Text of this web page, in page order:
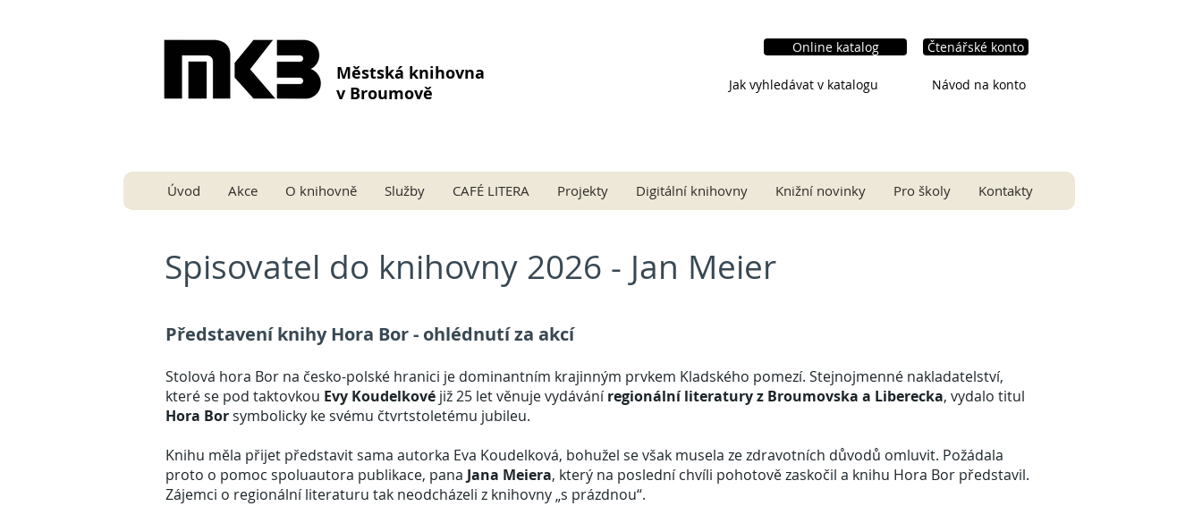
Městská knihovna
v Broumově
Online katalog
Jak vyhledávat v katalogu
Čtenářské konto
Návod na konto
Úvod Akce O knihovně Služby CAFÉ LITERA Projekty Digitální knihovny Knižní novinky Pro školy Kontakty
Spisovatel do knihovny 2026 - Jan Meier
Představení knihy Hora Bor - ohlédnutí za akcí
Stolová hora Bor na česko-polské hranici je dominantním krajinným prvkem Kladského pomezí. Stejnojmenné nakladatelství,
které se pod taktovkou Evy Koudelkové již 25 let věnuje vydáváníregionální literatury z Broumovska a Liberecka, vydalo titul
Hora Borsymbolicky ke svému čtvrtstoletému jubileu.
Knihu měla přijet představit sama autorka Eva Koudelková, bohužel se však musela ze zdravotních důvodů omluvit. Požádala
proto o pomoc spoluautora publikace, pana Jana Meiera, který na poslední chvíli pohotově zaskočil a knihu Hora Bor představil.
Zájemci o regionální literaturu tak neodcházeli z knihovny „s prázdnou“.